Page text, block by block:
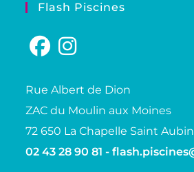
Flash Piscines
Rue Albert de Dion
ZAC du Moulin aux Moines
72 650 La Chapelle Saint Aubin
02 43 28 90 81 -